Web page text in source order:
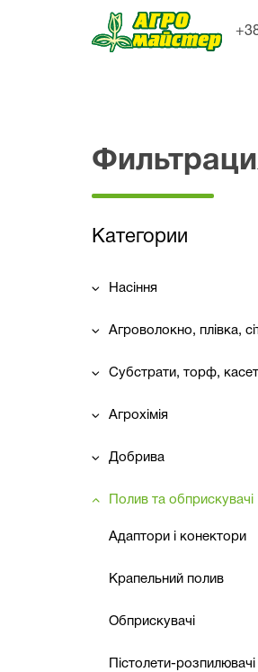
Категории
Насіння
Агроволокно, плівка,
Субстрати, торф,
Агрохімія
Добрива
Полив та обприскувачі
Адаптори і конектори
Крапельний полив
Обприскувачі
Пістолети-розпилювачі